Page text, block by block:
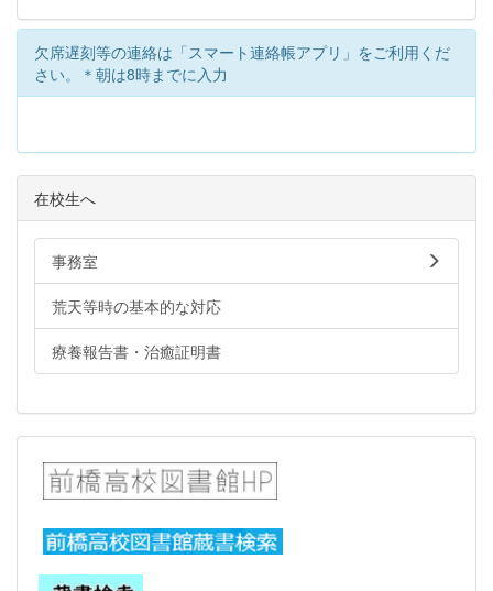
欠席遅刻等の連絡は「スマート連絡帳アプリ」をご利用くだ
さい。＊朝は8時までに入力
在校生へ
事務室
荒天等時の基本的な対応
療養報告書・治癒証明書